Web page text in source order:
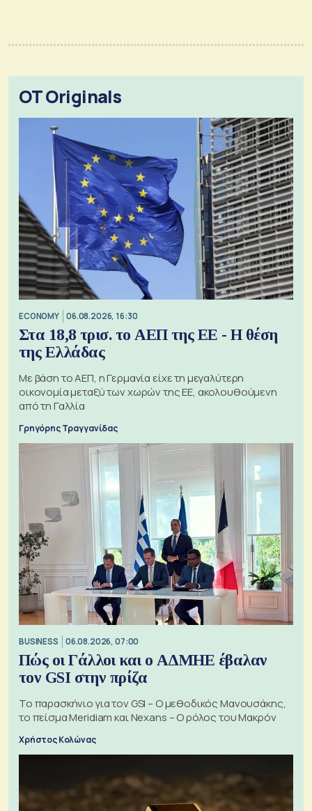
OT Originals
ECONOMY 06.08.2026, 16:30
Στα 18,8 τρισ. το ΑΕΠ της ΕΕ - Η θέση
της Ελλάδας
Με βάση το ΑΕΠ, η Γερμανία είχε τη μεγαλύτερη
οικονομία μεταξύ των χωρών της ΕΕ, ακολουθούμενη
από τη Γαλλία
Γρηγόρης Τραγγανίδας
BUSINESS 06.08.2026, 07:00
Πώς οι Γάλλοι και ο ΑΔΜΗΕ έβαλαν
τον GSI στην πρίζα
Το παρασκήνιο για τον GSI – Ο μεθοδικός Μανουσάκης,
το πείσμα Meridiam και Nexans – Ο ρόλος του Μακρόν
Χρήστος Κολώνας